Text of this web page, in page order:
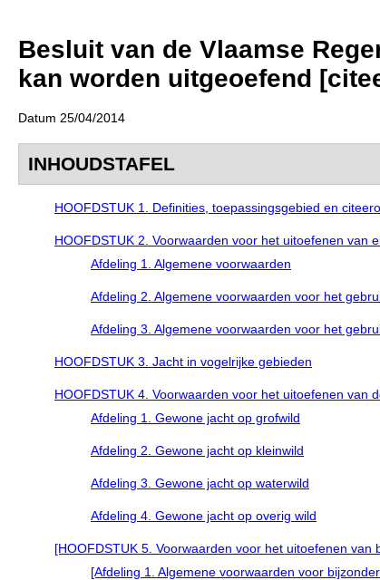
Besluit van de Vlaamse
kan worden uitgeoefend
Datum 25/04/2014
INHOUDSTAFEL
HOOFDSTUK 1. Definities, toepassingsgebied en
HOOFDSTUK 2. Voorwaarden voor het uitoefenen van
Afdeling 1. Algemene voorwaarden
Afdeling 2. Algemene voorwaarden voor het
Afdeling 3. Algemene voorwaarden voor het
HOOFDSTUK 3. Jacht in vogelrijke gebieden
HOOFDSTUK 4. Voorwaarden voor het uitoefenen van
Afdeling 1. Gewone jacht op grofwild
Afdeling 2. Gewone jacht op kleinwild
Afdeling 3. Gewone jacht op waterwild
Afdeling 4. Gewone jacht op overig wild
[HOOFDSTUK 5. Voorwaarden voor het uitoefenen
[Afdeling 1. Algemene voorwaarden voor